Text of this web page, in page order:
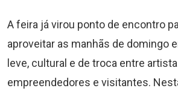
A feira já virou ponto de encontro
aproveitar as manhãs de domingo
leve, cultural e de troca entre
empreendedores e visitantes.